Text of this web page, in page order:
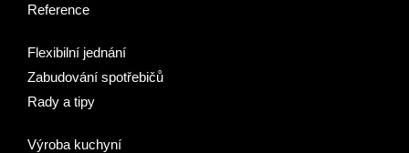
Reference
Flexibilní jednání
Zabudování spotřebičů
Rady a tipy
Výroba kuchyní